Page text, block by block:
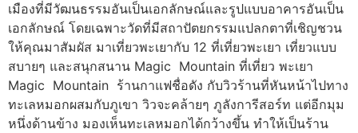
เมืองที่มีวัฒนธรรมอันเป็นเอกลักษณ์และรูปแบบอาคารอันเป็น
เอกลักษณ์ โดยเฉพาะวัดที่มีสถาปัตยกรรมแปลกตาที่เชิญชวน
ให้คุณมาสัมผัส มาเที่ยวพะเยากับ 12 ที่เที่ยวพะเยา เที่ยวแบบ
สบายๆ และสนุกสนาน Magic Mountain ที่เที่ยว พะเยา
Magic Mountain ร้านกาแฟชื่อดัง กับวิวร้านที่หันหน้าไปทาง
ทะเลหมอกผสมกับภูเขา วิวจะคล้ายๆ ภูลังการีสอร์ท แต่อีกมุม
หนึ่งด้านข้าง มองเห็นทะเลหมอกได้กว้างขึ้น ทำให้เป็นร้าน